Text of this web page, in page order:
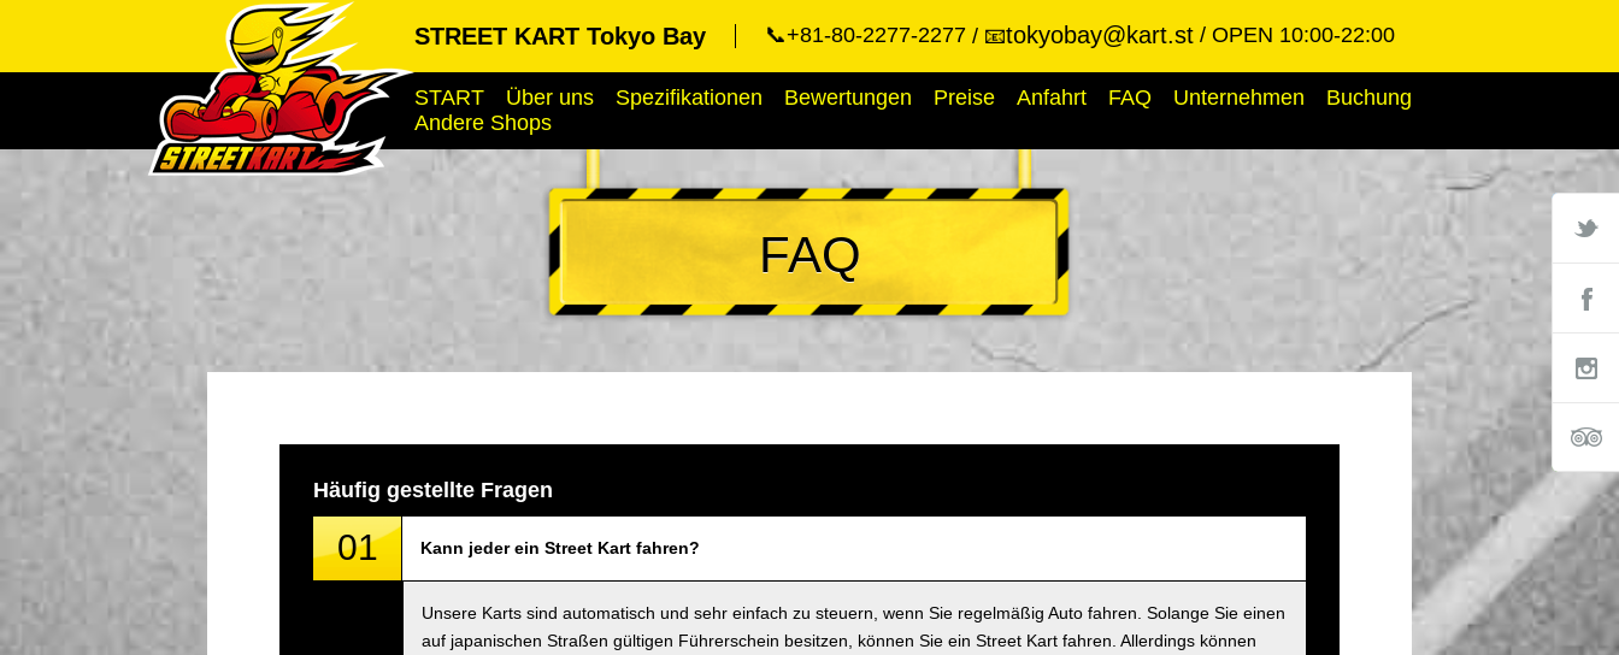
STREET KART Tokyo Bay 📞+81-80-2277-2277 📧tokyobay@kart.st OPEN 10:00-22:00
START Über uns Spezifikationen Bewertungen Preise Anfahrt FAQ Unternehmen
Buchung
Andere Shops
FAQ
Häufig gestellte Fragen
01 Kann jeder ein Street Kart fahren?
Unsere Karts sind automatisch und sehr einfach zu steuern, wenn Sie regelmäßig Auto fahren. Solange Sie einen
auf japanischen Straßen gültigen Führerschein besitzen, können Sie ein Street Kart fahren. Allerdings können